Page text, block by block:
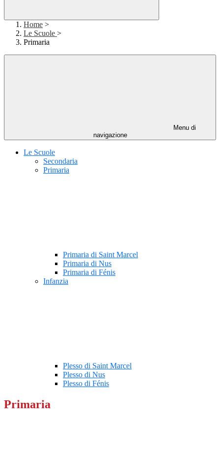
Home >
Le Scuole >
Primaria
Menu di
navigazione
Le Scuole
Secondaria
Primaria
Primaria di Saint Marcel
Primaria di Nus
Primaria di Fénis
Infanzia
Plesso di Saint Marcel
Plesso di Nus
Plesso di Fénis
Primaria